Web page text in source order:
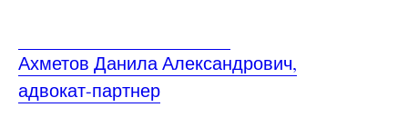
Ахметов Данила Александрович,
адвокат-партнер